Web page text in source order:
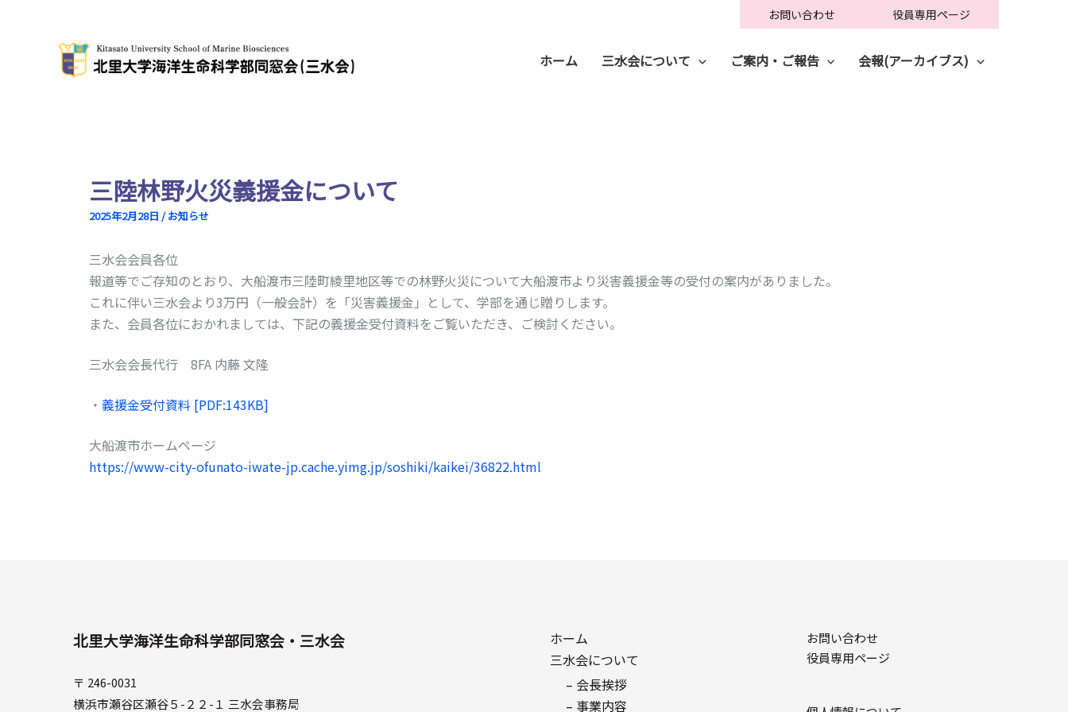
お問い合わせ 役員専用ページ
ホーム 三水会について ご案内・ご報告 会報(アーカイブス)
三陸林野火災義援金について
2025年2月28日 /お知らせ
三水会会員各位
報道等でご存知のとおり、大船渡市三陸町綾里地区等での林野火災について大船渡市より災害義援金等の受付の案内がありました。
これに伴い三水会より3万円（一般会計）を「災害義援金」として、学部を通じ贈りします。
また、会員各位におかれましては、下記の義援金受付資料をご覧いただき、ご検討ください。
三水会会長代行 8FA 内藤 文隆
・ 義援金受付資料 [PDF:143KB]
大船渡市ホームページ
https://www-city-ofunato-iwate-jp.cache.yimg.jp/soshiki/kaikei/36822.html
北里大学海洋生命科学部同窓会・三水会
〒 246-0031
横浜市瀬谷区瀬谷５-２２-１ 三水会事務局
ホーム
三水会について
– 会長挨拶
– 事業内容
お問い合わせ
役員専用ページ